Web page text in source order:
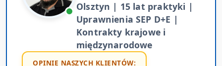
Olsztyn | 15 lat praktyki |
Uprawnienia SEP D+E |
Kontrakty krajowe i
międzynarodowe
OPINIE NASZYCH KLIENTÓW: